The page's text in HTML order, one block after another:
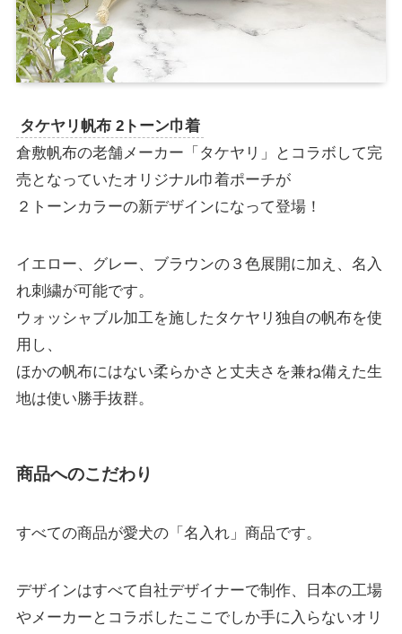
タケヤリ帆布 2トーン巾着
倉敷帆布の老舗メーカー「タケヤリ」とコラボして完
売となっていたオリジナル巾着ポーチが
２トーンカラーの新デザインになって登場！
イエロー、グレー、ブラウンの３色展開に加え、名入
れ刺繍が可能です。
ウォッシャブル加工を施したタケヤリ独自の帆布を使
用し、
ほかの帆布にはない柔らかさと丈夫さを兼ね備えた生
地は使い勝手抜群。
商品へのこだわり
すべての商品が愛犬の「名入れ」商品です。
デザインはすべて自社デザイナーで制作、日本の工場
やメーカーとコラボしたここでしか手に入らないオリ